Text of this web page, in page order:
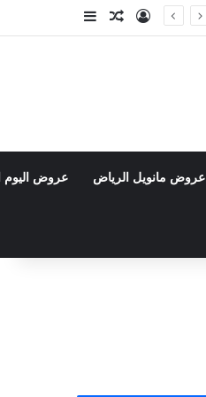
تسجيل الدخول
مقال عشوائي
إضافة عمود
عروض مانويل الرياض عروض اليوم